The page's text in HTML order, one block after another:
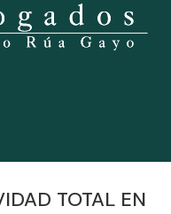
TOTAL EN